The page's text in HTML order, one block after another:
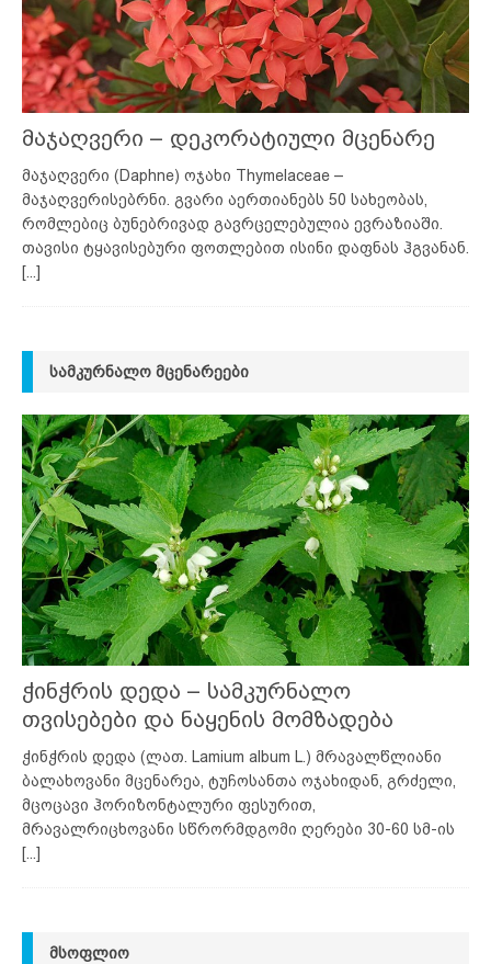
მაჯაღვერი – დეკორატიული მცენარე
მაჯაღვერი (Daphne) ოჯახი Thymelaceae –
მაჯაღვერისებრნი. გვარი აერთიანებს 50 სახეობას,
რომლებიც ბუნებრივად გავრცელებულია ევრაზიაში.
თავისი ტყავისებური ფოთლებით ისინი დაფნას ჰგვანან.
[...]
ᲡᲐᲛᲙᲣᲠᲜᲐᲚᲝ ᲛᲪᲔᲜᲐᲠᲔᲔᲑᲘ
ჭინჭრის დედა – სამკურნალო
თვისებები და ნაყენის მომზადება
ჭინჭრის დედა (ლათ. Lamium album L.) მრავალწლიანი
ბალახოვანი მცენარეა, ტუჩოსანთა ოჯახიდან, გრძელი,
მცოცავი ჰორიზონტალური ფესურით,
მრავალრიცხოვანი სწრორმდგომი ღერები 30-60 სმ-ის
[...]
ᲛᲡᲝᲤᲚᲘᲝ